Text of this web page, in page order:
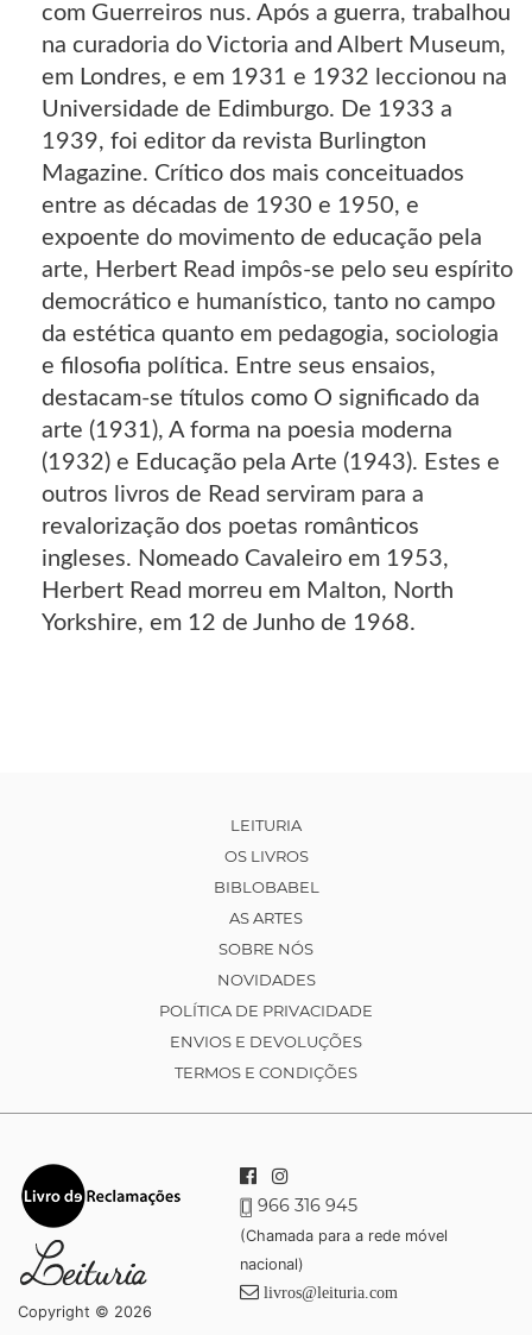
com Guerreiros nus. Após a guerra, trabalhou
na curadoria do Victoria and Albert Museum,
em Londres, e em 1931 e 1932 leccionou na
Universidade de Edimburgo. De 1933 a
1939, foi editor da revista Burlington
Magazine. Crítico dos mais conceituados
entre as décadas de 1930 e 1950, e
expoente do movimento de educação pela
arte, Herbert Read impôs-se pelo seu espírito
democrático e humanístico, tanto no campo
da estética quanto em pedagogia, sociologia
e filosofia política. Entre seus ensaios,
destacam-se títulos como O significado da
arte (1931), A forma na poesia moderna
(1932) e Educação pela Arte (1943). Estes e
outros livros de Read serviram para a
revalorização dos poetas românticos
ingleses. Nomeado Cavaleiro em 1953,
Herbert Read morreu em Malton, North
Yorkshire, em 12 de Junho de 1968.
LEITURIA
OS LIVROS
BIBLOBABEL
AS ARTES
SOBRE NÓS
NOVIDADES
POLÍTICA DE PRIVACIDADE
ENVIOS E DEVOLUÇÕES
TERMOS E CONDIÇÕES
Copyright © 2026
966 316 945
(Chamada para a rede móvel
nacional)
livros@leituria.com